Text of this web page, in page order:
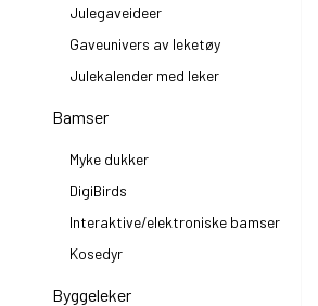
Julegaveideer
Gaveunivers av leketøy
Julekalender med leker
Bamser
Myke dukker
DigiBirds
Interaktive/elektroniske bamser
Kosedyr
Byggeleker